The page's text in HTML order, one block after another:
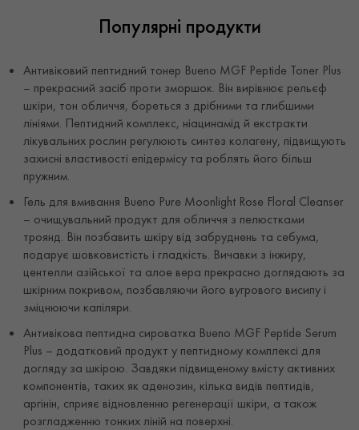
Популярні продукти
Антивіковий пептидний тонер Bueno MGF Peptide Toner Plus
– прекрасний засіб проти зморшок. Він вирівнює рельєф
шкіри, тон обличчя, бореться з дрібними та глибшими
лініями. Пептидний комплекс, ніацинамід й екстракти
лікувальних рослин регулюють синтез колагену, підвищують
захисні властивості епідермісу та роблять його більш
пружним.
Гель для вмивання Bueno Pure Moonlight Rose Floral Cleanser
– очищувальний продукт для обличчя з пелюстками
троянд. Він позбавить шкіру від забруднень та себума,
подарує шовковистість і гладкість. Вичавки з інжиру,
центелли азійської та алое вера прекрасно доглядають за
шкірним покривом, позбавляючи його вугрового висипу і
зміцнюючи капіляри.
Антивікова пептидна сироватка Bueno MGF Peptide Serum
Plus – додатковий продукт у пептидному комплексі для
догляду за шкірою. Завдяки підвищеному вмісту активних
компонентів, таких як аденозин, кілька видів пептидів,
аргінін, сприяє відновленню регенерації шкіри, а також
розгладженню тонких ліній на поверхні.